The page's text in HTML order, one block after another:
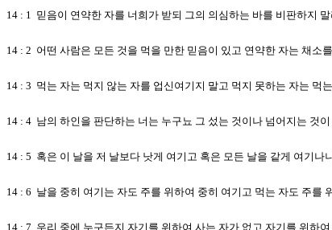
14 : 1 믿음이 연약한 자를 너희가 받되 그의 의심하는 바를 비판하지
14 : 2 어떤 사람은 모든 것을 먹을 만한 믿음이 있고 연약한 자는 채소
14 : 3 먹는 자는 먹지 않는 자를 업신여기지 말고 먹지 못하는 자는 먹
14 : 4 남의 하인을 판단하는 너는 누구뇨 그 섰는 것이나 넘어지는 것
14 : 5 혹은 이 날을 저 날보다 낫게 여기고 혹은 모든 날을 같게 여기나
14 : 6 날을 중히 여기는 자도 주를 위하여 중히 여기고 먹는 자도 주
14 : 7 우리 중에 누구든지 자기를 위하여 사는 자가 없고 자기를 위하